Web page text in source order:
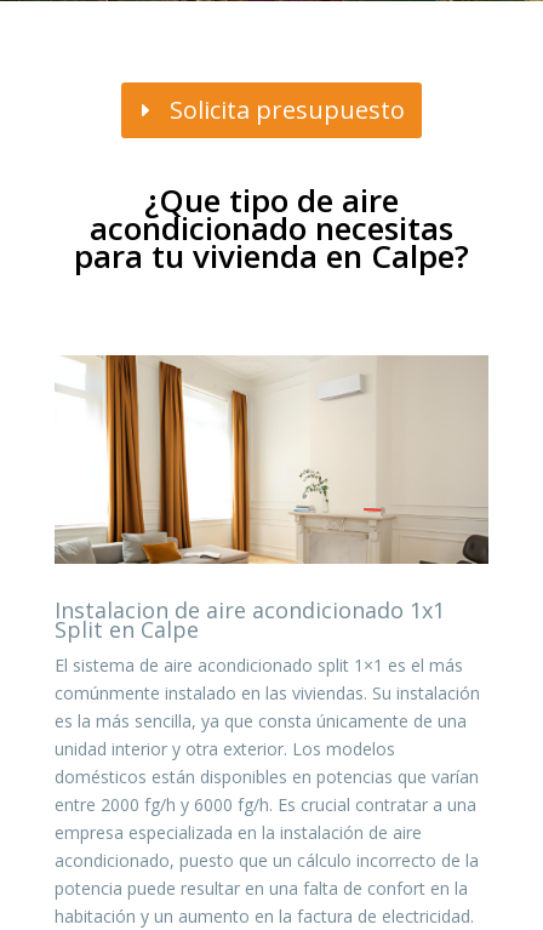
Solicita presupuesto
¿Que tipo de aire
acondicionado necesitas
para tu vivienda en Calpe?
Instalacion de aire acondicionado 1x1
Split en Calpe
El sistema de aire acondicionado split 1×1 es el más
comúnmente instalado en las viviendas. Su instalación
es la más sencilla, ya que consta únicamente de una
unidad interior y otra exterior. Los modelos
domésticos están disponibles en potencias que varían
entre 2000 fg/h y 6000 fg/h. Es crucial contratar a una
empresa especializada en la instalación de aire
acondicionado, puesto que un cálculo incorrecto de la
potencia puede resultar en una falta de confort en la
habitación y un aumento en la factura de electricidad.